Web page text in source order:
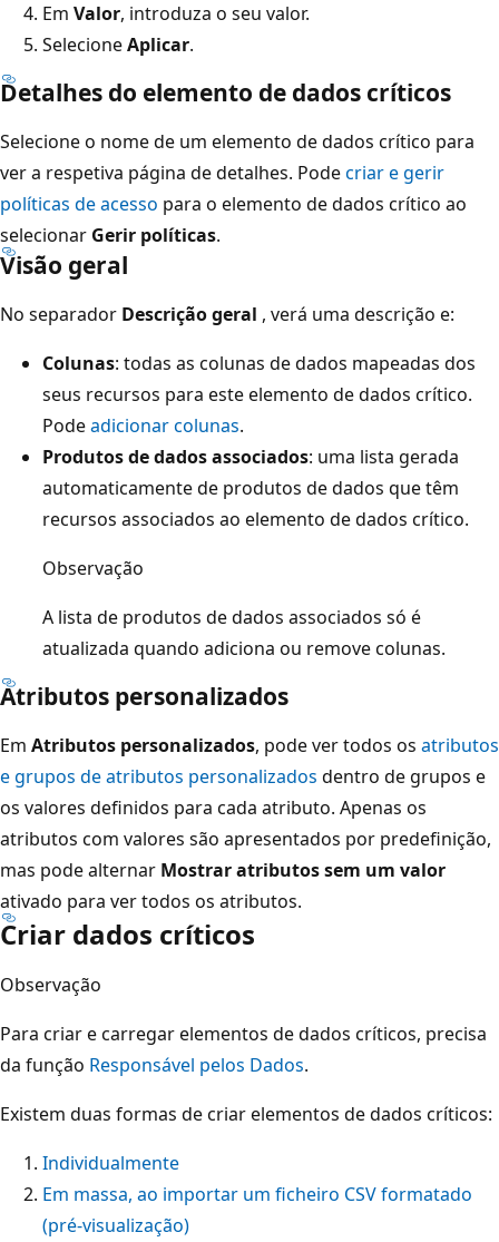
Em Valor, introduza o seu valor.
SelecioneAplicar.
Detalhes do elemento de dados críticos
Selecione o nome de um elemento de dados crítico para
ver a respetiva página de detalhes. Podecriar e gerir
políticas de acesso para o elemento de dados crítico ao
selecionar Gerir políticas.
Visão geral
No separador Descrição geral , verá uma descrição e:
Colunas: todas as colunas de dados mapeadas dos
seus recursos para este elemento de dados crítico.
Podeadicionar colunas.
Produtos de dados associados: uma lista gerada
automaticamente de produtos de dados que têm
recursos associados ao elemento de dados crítico.
Observação
A lista de produtos de dados associados só é
atualizada quando adiciona ou remove colunas.
Atributos personalizados
Em Atributos personalizados, pode ver todos os atributos
e grupos de atributos personalizados dentro de grupos e
os valores definidos para cada atributo. Apenas os
atributos com valores são apresentados por predefinição,
mas pode alternar Mostrar atributos sem um valor
ativado para ver todos os atributos.
Criar dados críticos
Observação
Para criar e carregar elementos de dados críticos, precisa
da função Responsável pelos Dados.
Existem duas formas de criar elementos de dados críticos:
Individualmente
Em massa, ao importar um ficheiro CSV formatado
(pré-visualização)